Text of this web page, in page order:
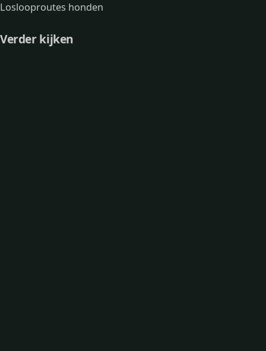
Loslooproutes honden
Verder kijken